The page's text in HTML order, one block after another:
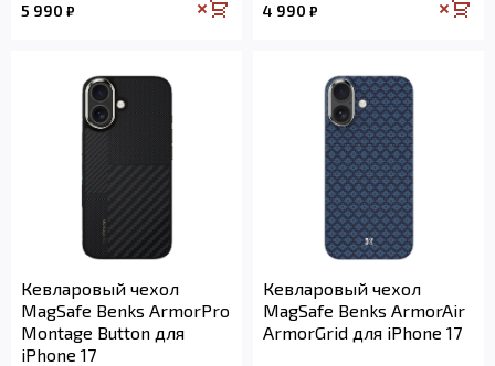
5 990 ₽ 4 990 ₽
Кевларовый чехол
MagSafe Benks ArmorPro
Montage Button для
iPhone 17
Кевларовый чехол
MagSafe Benks ArmorAir
ArmorGrid для iPhone 17